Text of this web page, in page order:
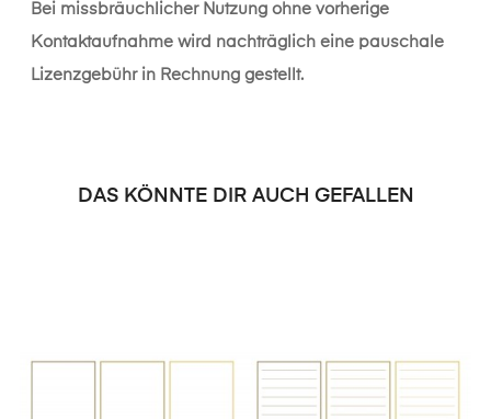
Bei missbräuchlicher Nutzung ohne vorherige
Kontaktaufnahme wird nachträglich eine pauschale
Lizenzgebühr in Rechnung gestellt.
DAS KÖNNTE DIR AUCH GEFALLEN